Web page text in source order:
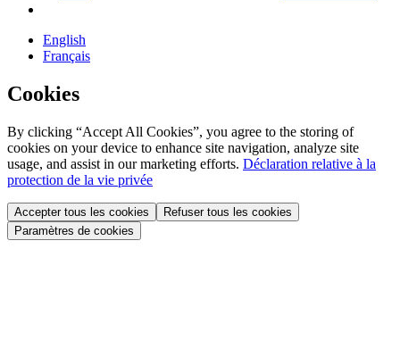
English
Français
Cookies
By clicking “Accept All Cookies”, you agree to the storing of
cookies on your device to enhance site navigation, analyze site
usage, and assist in our marketing efforts. Déclaration relative à la
protection de la vie privée
Accepter tous les cookies
Refuser tous les cookies
Paramètres de cookies